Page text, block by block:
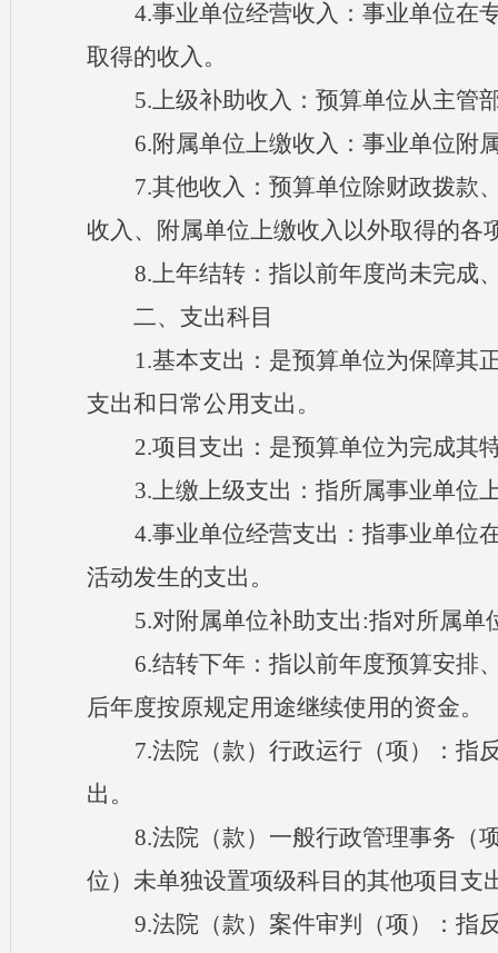
4.事业单位经营收入：事业单位在
取得的收入。
5.上级补助收入：预算单位从主管
6.附属单位上缴收入：事业单位附
7.其他收入：预算单位除财政拨款
收入、附属单位上缴收入以外取得的各
8.上年结转：指以前年度尚未完成
二、支出科目
1.基本支出：是预算单位为保障其
支出和日常公用支出。
2.项目支出：是预算单位为完成其
3.上缴上级支出：指所属事业单位
4.事业单位经营支出：指事业单位
活动发生的支出。
5.对附属单位补助支出:指对所属单
6.结转下年：指以前年度预算安排
后年度按原规定用途继续使用的资金。
7.法院（款）行政运行（项）：指
出。
8.法院（款）一般行政管理事务（
位）未单独设置项级科目的其他项目支
9.法院（款）案件审判（项）：指